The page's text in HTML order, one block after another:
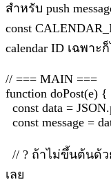
สำหรับ push
const
calendar ID เฉพาะ
// === MAIN ===
function doPost(e) {
const data =
const message =
// ? ถ้าไม่ขึ้นต้นด้ว
เลย